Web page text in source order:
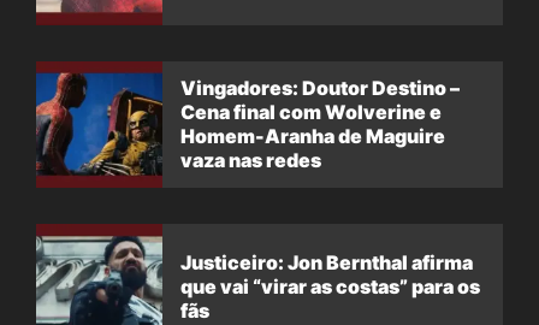
Vingadores: Doutor Destino –
Cena final com Wolverine e
Homem-Aranha de Maguire
vaza nas redes
Justiceiro: Jon Bernthal afirma
que vai “virar as costas” para os
fãs